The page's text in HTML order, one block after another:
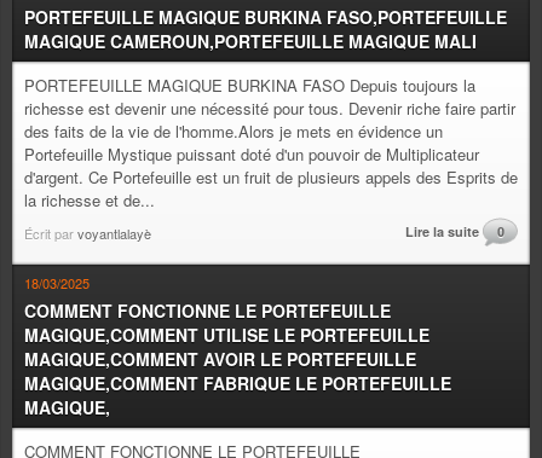
PORTEFEUILLE MAGIQUE BURKINA FASO,PORTEFEUILLE
MAGIQUE CAMEROUN,PORTEFEUILLE MAGIQUE MALI
PORTEFEUILLE MAGIQUE BURKINA FASO Depuis toujours la
richesse est devenir une nécessité pour tous. Devenir riche faire partir
des faits de la vie de l'homme.Alors je mets en évidence un
Portefeuille Mystique puissant doté d'un pouvoir de Multiplicateur
d'argent. Ce Portefeuille est un fruit de plusieurs appels des Esprits de
la richesse et de...
Écrit parvoyantlalayè Lire la suite 0
18/03/2025
COMMENT FONCTIONNE LE PORTEFEUILLE
MAGIQUE,COMMENT UTILISE LE PORTEFEUILLE
MAGIQUE,COMMENT AVOIR LE PORTEFEUILLE
MAGIQUE,COMMENT FABRIQUE LE PORTEFEUILLE
MAGIQUE,
COMMENT FONCTIONNE LE PORTEFEUILLE